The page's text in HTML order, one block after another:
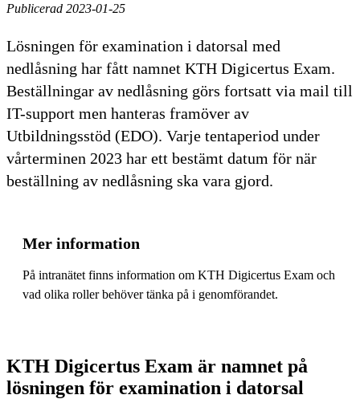
Publicerad 2023-01-25
Lösningen för examination i datorsal med
nedlåsning har fått namnet KTH Digicertus Exam.
Beställningar av nedlåsning görs fortsatt via mail till
IT-support men hanteras framöver av
Utbildningsstöd (EDO). Varje tentaperiod under
vårterminen 2023 har ett bestämt datum för när
beställning av nedlåsning ska vara gjord.
Mer information
På intranätet finns information om KTH Digicertus Exam och
vad olika roller behöver tänka på i genomförandet.
KTH Digicertus Exam är namnet på
lösningen för examination i datorsal